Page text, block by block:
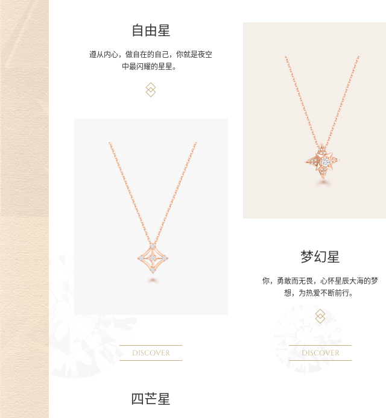
自由星
遵从内心，做自在的自己，你就是夜空
中最闪耀的星星。
DISCOVER
梦幻星
你，勇敢而无畏，心怀星辰大海的梦
想，为热爱不断前行。
DISCOVER
四芒星